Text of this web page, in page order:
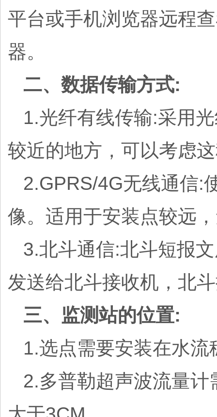
平台或手机浏览器远程
器。
二、数据传输方式:
1.光纤有线传输:采用
较近的地方，可以考虑
2.GPRS/4G无线通信:
像。适用于安装点较远
3.北斗通信:北斗短报
发送给北斗接收机，北
三、监测站的位置:
1.选点需要安装在水
2.多普勒超声波流量